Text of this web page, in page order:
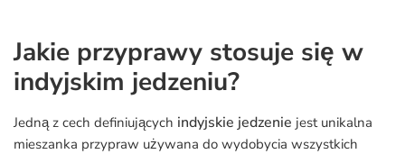
Jakie przyprawy stosuje się w
indyjskim jedzeniu?
Jedną z cech definiujących indyjskie jedzenie jest unikalna
mieszanka przypraw używana do wydobycia wszystkich